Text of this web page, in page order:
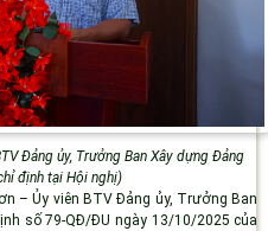
Đảng ủy, Trưởng Ban Xây dựng Đảng
định tại Hội nghị)
– Ủy viên BTV Đảng ủy, Trưởng Ban
số 79-QĐ/ĐU ngày 13/10/2025 của